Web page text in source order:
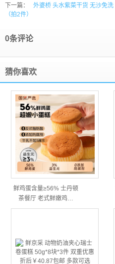
下一篇：
外婆桥 头水紫菜干货 无沙免
（拍2件）
0条评论
猜你喜欢
鲜鸡蛋含量≥56% 士丹顿
茶餐厅 老式鲜嫩鸡…